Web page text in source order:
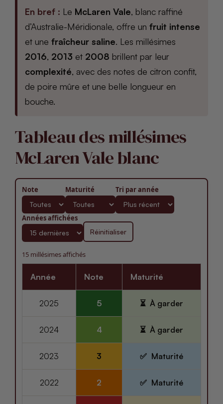
En bref : Le McLaren Vale, blanc raffiné
d’Australie-Méridionale, offre un fruit intense
et une fraîcheur saline. Les millésimes
2016, 2013 et 2008 brillent par leur
complexité, avec des notes de citron confit,
de poire mûre et une belle longueur en
bouche.
Tableau des millésimes
McLaren Vale blanc
Note Maturité Tri par année
Années affichées
Réinitialiser
15 millésimes affichés
Année Note Maturité
2025 5 À garder
2024 4 À garder
2023 3 Maturité
2022 2 Maturité